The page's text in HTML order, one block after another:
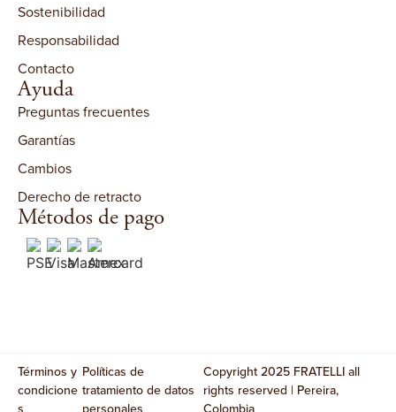
Sostenibilidad
Responsabilidad
Contacto
Ayuda
Preguntas frecuentes
Garantías
Cambios
Derecho de retracto
Métodos de pago
Términos y
condicione
Políticas de
tratamiento de datos
Copyright 2025 FRATELLI all
rights reserved | Pereira,